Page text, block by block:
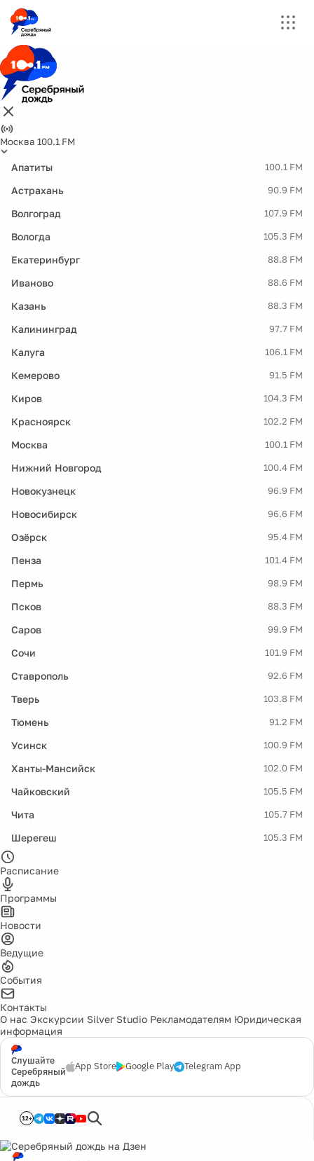
Москва 100.1 FM
Апатиты 100.1 FM
Астрахань 90.9 FM
Волгоград 107.9 FM
Вологда 105.3 FM
Екатеринбург 88.8 FM
Иваново 88.6 FM
Казань 88.3 FM
Калининград 97.7 FM
Калуга 106.1 FM
Кемерово 91.5 FM
Киров 104.3 FM
Красноярск 102.2 FM
Москва 100.1 FM
Нижний Новгород 100.4 FM
Новокузнецк 96.9 FM
Новосибирск 96.6 FM
Озёрск 95.4 FM
Пенза 101.4 FM
Пермь 98.9 FM
Псков 88.3 FM
Саров 99.9 FM
Сочи 101.9 FM
Ставрополь 92.6 FM
Тверь 103.8 FM
Тюмень 91.2 FM
Усинск 100.9 FM
Ханты-Мансийск 102.0 FM
Чайковский 105.5 FM
Чита 105.7 FM
Шерегеш 105.3 FM
Расписание
Программы
Новости
Ведущие
События
Контакты
О нас Экскурсии Silver Studio Рекламодателям Юридическая
информация
Слушайте
Серебряный
дождь
App Store Google Play Telegram App
12+